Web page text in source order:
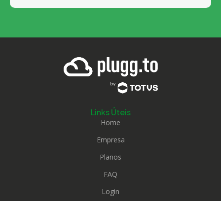
Links Úteis
Home
Empresa
Planos
FAQ
Login